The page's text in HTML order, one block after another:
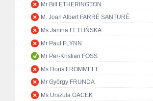
Mr Bill ETHERINGTON
M. Joan Albert FARRÉ SANTURÉ
Ms Janina FETLIŃSKA
Mr Paul FLYNN
Mr Per-Kristian FOSS
Ms Doris FROMMELT
Mr György FRUNDA
Ms Urszula GACEK